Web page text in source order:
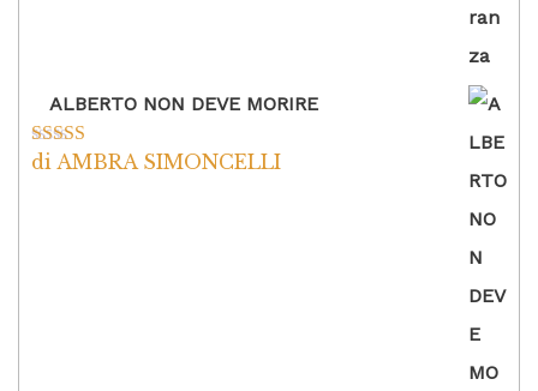
ALBERTO NON DEVE MORIRE
Valutato5su
di AMBRA SIMONCELLI